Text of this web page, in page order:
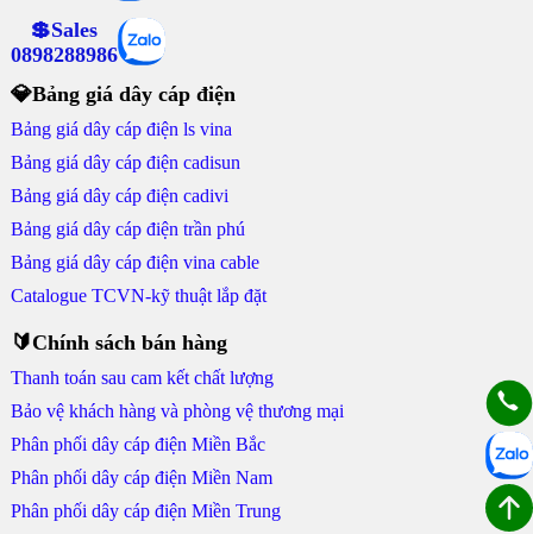
💲Sales
0898288986
💎Bảng giá dây cáp điện
Bảng giá dây cáp điện ls vina
Bảng giá dây cáp điện cadisun
Bảng giá dây cáp điện cadivi
Bảng giá dây cáp điện trần phú
Bảng giá dây cáp điện vina cable
Catalogue TCVN-kỹ thuật lắp đặt
🔰Chính sách bán hàng
Thanh toán sau cam kết chất lượng
Bảo vệ khách hàng và phòng vệ thương mại
Phân phối dây cáp điện Miền Bắc
Phân phối dây cáp điện Miền Nam
Phân phối dây cáp điện Miền Trung